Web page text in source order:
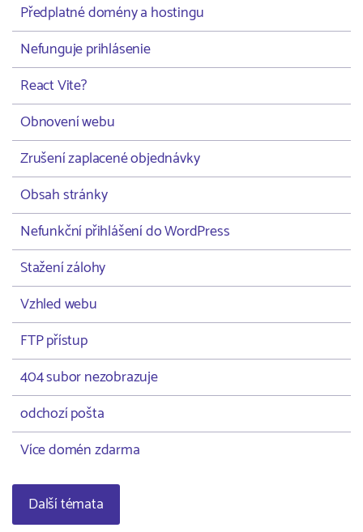
Předplatné domény a hostingu
Nefunguje prihlásenie
React Vite?
Obnovení webu
Zrušení zaplacené objednávky
Obsah stránky
Nefunkční přihlášení do WordPress
Stažení zálohy
Vzhled webu
FTP přístup
404 subor nezobrazuje
odchozí pošta
Více domén zdarma
Další témata